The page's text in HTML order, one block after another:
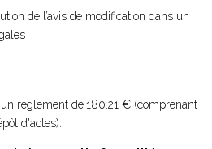
de l’avis de modification dans un
règlement de180.21 € (comprenant
d'actes).